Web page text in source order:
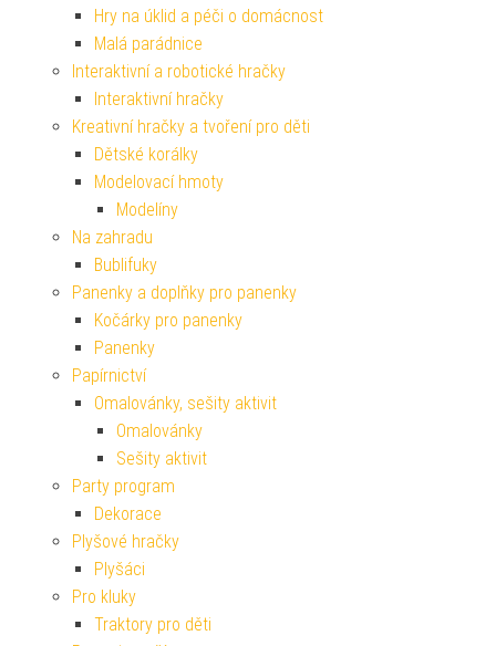
Hry na úklid a péči o domácnost
Malá parádnice
Interaktivní a robotické hračky
Interaktivní hračky
Kreativní hračky a tvoření pro děti
Dětské korálky
Modelovací hmoty
Modelíny
Na zahradu
Bublifuky
Panenky a doplňky pro panenky
Kočárky pro panenky
Panenky
Papírnictví
Omalovánky, sešity aktivit
Omalovánky
Sešity aktivit
Party program
Dekorace
Plyšové hračky
Plyšáci
Pro kluky
Traktory pro děti